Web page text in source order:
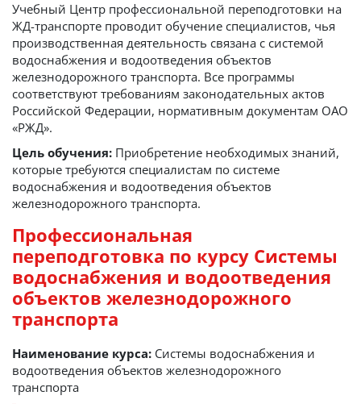
Учебный Центр профессиональной переподготовки на
ЖД-транспорте проводит обучение специалистов, чья
производственная деятельность связана с системой
водоснабжения и водоотведения объектов
железнодорожного транспорта. Все программы
соответствуют требованиям законодательных актов
Российской Федерации, нормативным документам ОАО
«РЖД».
Цель обучения: Приобретение необходимых знаний,
которые требуются специалистам по системе
водоснабжения и водоотведения объектов
железнодорожного транспорта.
Профессиональная
переподготовка по курсу Системы
водоснабжения и водоотведения
объектов железнодорожного
транспорта
Наименование курса: Системы водоснабжения и
водоотведения объектов железнодорожного
транспорта